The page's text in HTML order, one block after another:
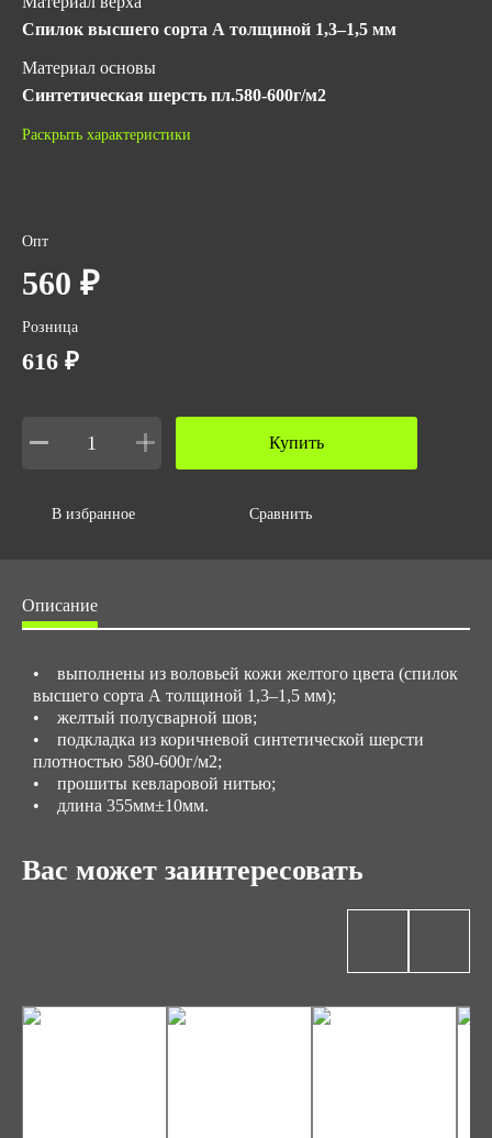
Спилок высшего сорта А толщиной 1,3–1,5 мм
Материал основы
Синтетическая шерсть пл.580-600г/м2
ГОСТ
ГОСТ 12.4.183-91
Количество в упаковке
Вес за ед,кг
0.00226
0.1088
Раскрыть характеристики
Опт
560 ₽
Розница
616 ₽
Купить
В избранное Сравнить
Описание
• выполнены из воловьей кожи желтого цвета (спилок
высшего сорта А толщиной 1,3–1,5 мм);
• желтый полусварной шов;
• подкладка из коричневой синтетической шерсти
плотностью 580-600г/м2;
• прошиты кевларовой нитью;
• длина 355мм±10мм.
Вас может заинтересовать